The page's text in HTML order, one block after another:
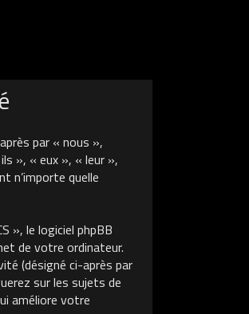
par « nous »,
», « eux », « leur »,
n’importe quelle
», le logiciel phpBB
de votre ordinateur.
(désigné ci-après par
sur les sujets de
améliore votre